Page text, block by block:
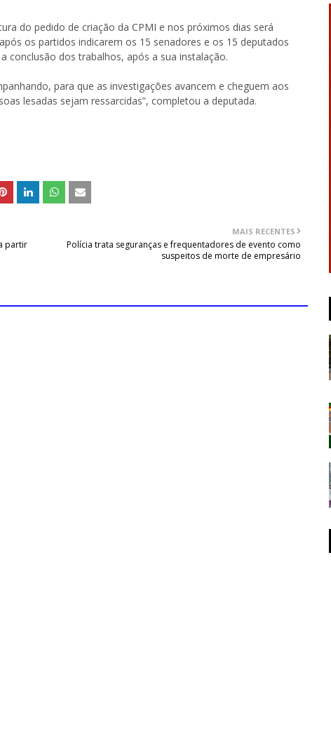
do pedido de criação da CPMI e nos próximos dias será
os partidos indicarem os 15 senadores e os 15 deputados
conclusão dos trabalhos, após a sua instalação.
para que as investigações avancem e cheguem aos
lesadas sejam ressarcidas”, completou a deputada.
MAIS RECENTES
Polícia trata seguranças e frequentadores de evento como
suspeitos de morte de empresário
partir